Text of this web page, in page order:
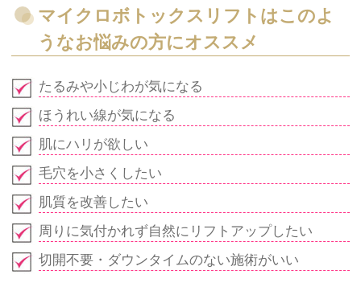
マイクロボトックスリフトはこのよ
うなお悩みの方にオススメ
たるみや小じわが気になる
ほうれい線が気になる
肌にハリが欲しい
毛穴を小さくしたい
肌質を改善したい
周りに気付かれず自然にリフトアップしたい
切開不要・ダウンタイムのない施術がいい